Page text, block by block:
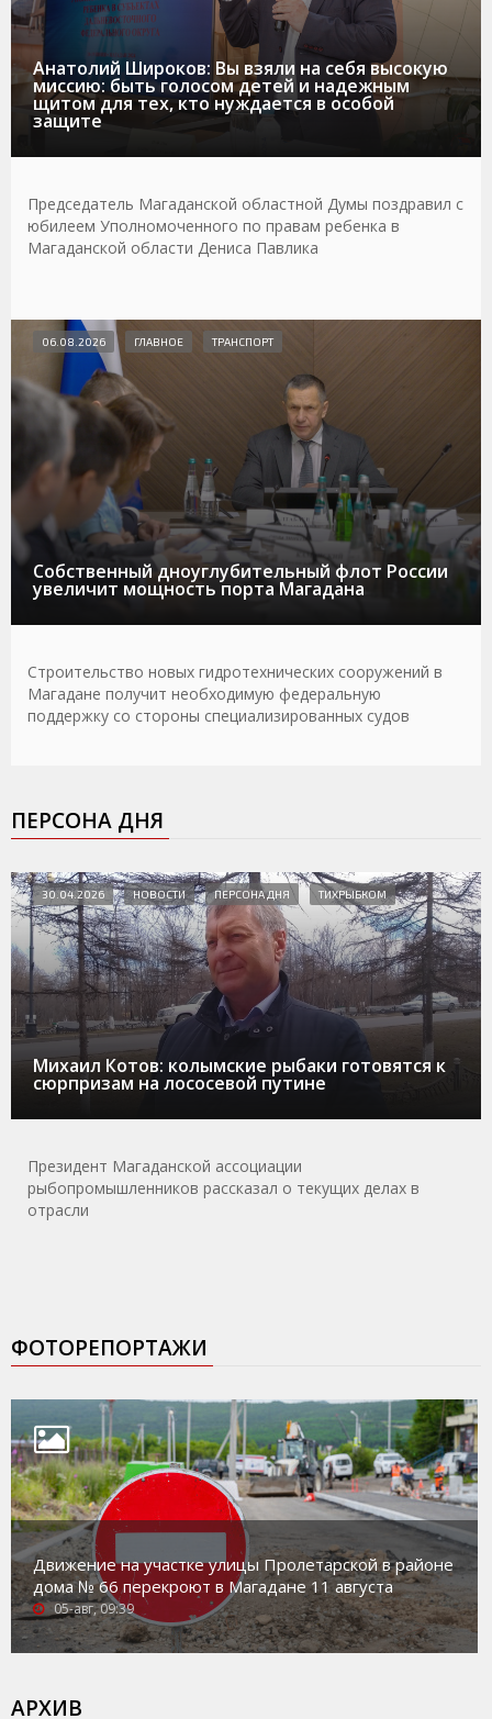
Анатолий Широков: Вы взяли на себя высокую
миссию: быть голосом детей и надежным
щитом для тех, кто нуждается в особой
защите
Председатель Магаданской областной Думы поздравил с
юбилеем Уполномоченного по правам ребенка в
Магаданской области Дениса Павлика
Собственный дноуглубительный флот России
увеличит мощность порта Магадана
06.08.2026 ГЛАВНОЕ ТРАНСПОРТ
Строительство новых гидротехнических сооружений в
Магадане получит необходимую федеральную
поддержку со стороны специализированных судов
ПЕРСОНА ДНЯ
Михаил Котов: колымские рыбаки готовятся к
сюрпризам на лососевой путине
30.04.2026 НОВОСТИ ПЕРСОНА ДНЯ ТИХРЫБКОМ
Президент Магаданской ассоциации
рыбопромышленников рассказал о текущих делах в
отрасли
ФОТОРЕПОРТАЖИ
Движение на участке улицы Пролетарской в районе
дома № 66 перекроют в Магадане 11 августа
05-авг, 09:39
АРХИВ